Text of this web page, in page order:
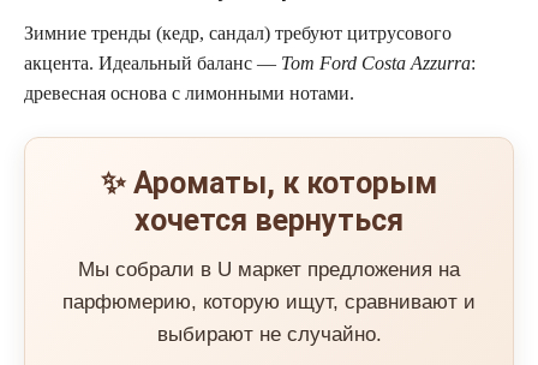
Зимние тренды (кедр, сандал) требуют цитрусового
акцента. Идеальный баланс — Tom Ford Costa Azzurra:
древесная основа с лимонными нотами.
✨ Ароматы, к которым
хочется вернуться
Мы собрали в U маркет предложения на
парфюмерию, которую ищут, сравнивают и
выбирают не случайно.